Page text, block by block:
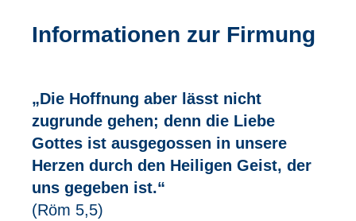
Informationen zur Firmung
„Die Hoffnung aber lässt nicht
zugrunde gehen; denn die Liebe
Gottes ist ausgegossen in unsere
Herzen durch den Heiligen Geist, der
uns gegeben ist.“
(Röm 5,5)